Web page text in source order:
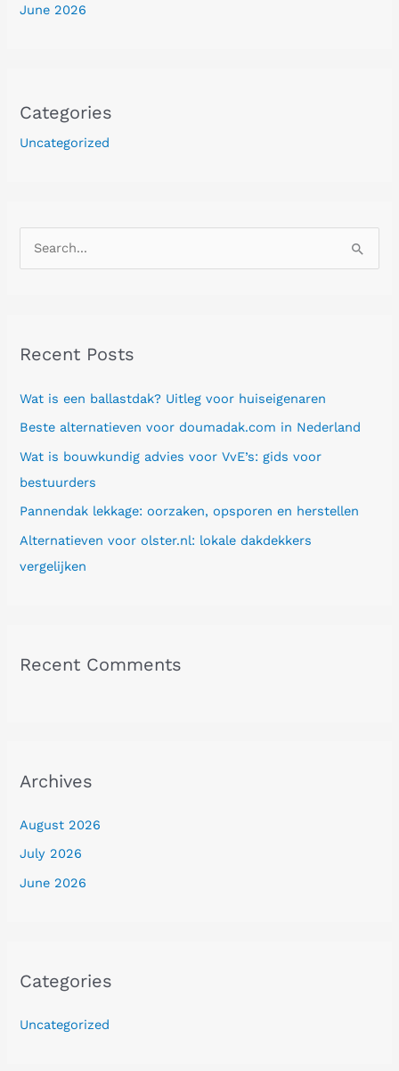
June 2026
Categories
Uncategorized
c
f
o
r
:
Recent Posts
Wat is een ballastdak? Uitleg voor huiseigenaren
Beste alternatieven voor doumadak.com in Nederland
Wat is bouwkundig advies voor VvE’s: gids voor
bestuurders
Pannendak lekkage: oorzaken, opsporen en herstellen
Alternatieven voor olster.nl: lokale dakdekkers
vergelijken
Recent Comments
Archives
August 2026
July 2026
June 2026
Categories
Uncategorized